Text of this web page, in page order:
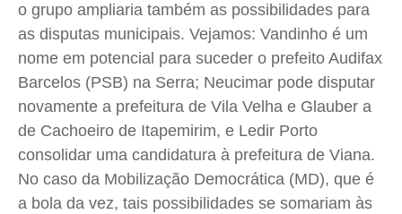
Termos de Uso
Privacidade
Termos de Uso
Privacidade
Termos de Uso
Privacidade
Termos de Uso
Privacidade
o grupo ampliaria também as possibilidades para
as disputas municipais. Vejamos: Vandinho é um
nome em potencial para suceder o prefeito Audifax
Barcelos (PSB) na Serra; Neucimar pode disputar
novamente a prefeitura de Vila Velha e Glauber a
de Cachoeiro de Itapemirim, e Ledir Porto
consolidar uma candidatura à prefeitura de Viana.
No caso da Mobilização Democrática (MD), que é
a bola da vez, tais possibilidades se somariam às